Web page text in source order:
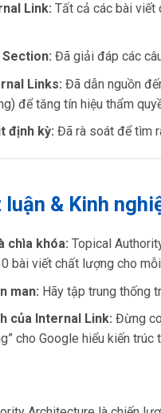
Link: Tất cả các bài viết
Section: Đã giải đáp các
Links: Đã dẫn nguồn
để tăng tín hiệu thẩm
định kỳ: Đã rà soát để tìm
luận & Kinh
chìa khóa: Topical
bài viết chất lượng cho
man: Hãy tập trung thống
của Internal Link: Đừng
cho Google hiểu kiến trúc